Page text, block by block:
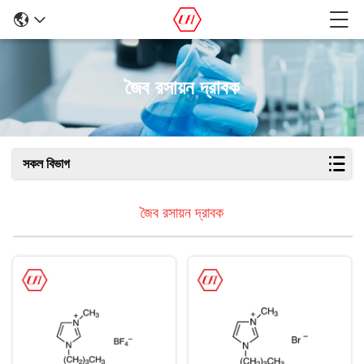
জৈব রসায়ন দ্রাবক
সকল বিভাগ
জৈব রসায়ন দ্রাবক